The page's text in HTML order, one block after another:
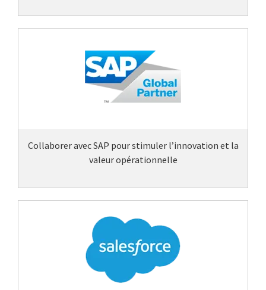
Collaborer avec SAP pour stimuler l’innovation et la
valeur opérationnelle